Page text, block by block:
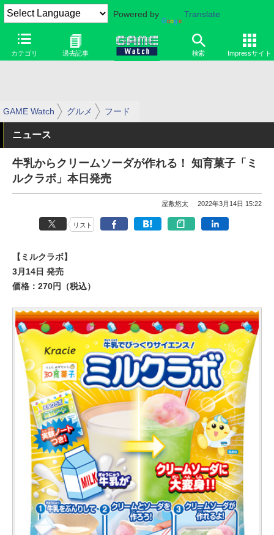
Powered by Translate
カテゴリ 過去記事 検索 Impressサイト
GAME Watch グルメ フード
ニュース
牛乳からクリームソーダが作れる！ 知育菓子「ミ
ルクラボ」本日発売
屋敷悠太 2022年3月14日 15:22
リスト
【ミルクラボ】
3月14日 発売
価格：270円（税込）